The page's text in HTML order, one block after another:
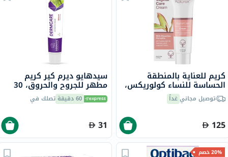
كريم للعناية بالمنطقة
الحساسة للنساء كولوريكس،
50 جرامتوصيل مجانيغداً
125
سيدهايو ديرم كير كريم
مطهر للجروح والحروق، 30
جرام 60 دقيقة تصلك في
31
20% خصم